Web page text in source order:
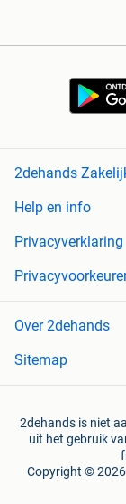
2dehands
Help en info
Privacyverklaring
Over 2dehands
Sitemap
2dehands is niet
uit het gebruik
Copyright ©